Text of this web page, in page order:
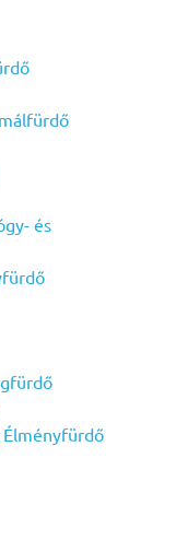
és
Élményfürdő